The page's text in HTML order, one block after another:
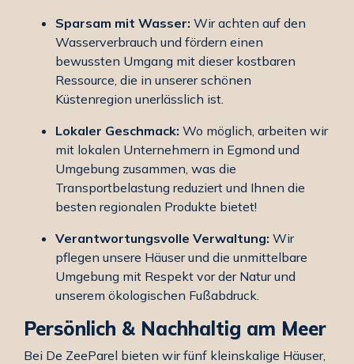
Sparsam mit Wasser: Wir achten auf den
Wasserverbrauch und fördern einen
bewussten Umgang mit dieser kostbaren
Ressource, die in unserer schönen
Küstenregion unerlässlich ist.
Lokaler Geschmack: Wo möglich, arbeiten wir
mit lokalen Unternehmern in Egmond und
Umgebung zusammen, was die
Transportbelastung reduziert und Ihnen die
besten regionalen Produkte bietet!
Verantwortungsvolle Verwaltung: Wir
pflegen unsere Häuser und die unmittelbare
Umgebung mit Respekt vor der Natur und
unserem ökologischen Fußabdruck.
Persönlich & Nachhaltig am Meer
Bei De ZeeParel bieten wir fünf kleinskalige Häuser,